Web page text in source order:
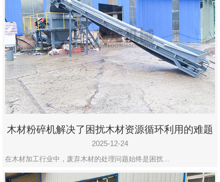
木材粉碎机解决了困扰木材资源循环利用的难题
2025-12-24
在木材加工行业中，废弃木材的处理问题始终是困扰…